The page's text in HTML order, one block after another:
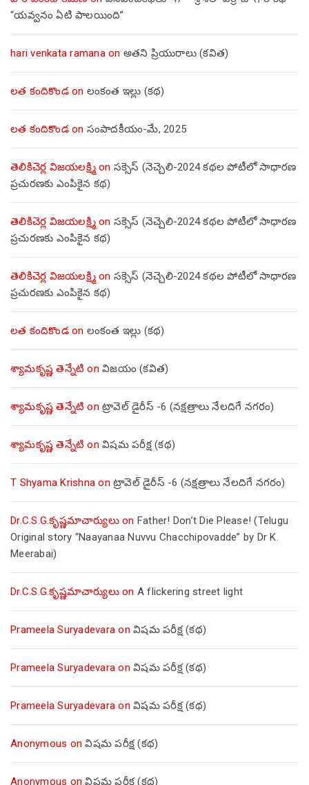
“యవ్వనం ఏటి పాలయింది”
hari venkata ramanaon అతని ప్రియురాలు (కవిత)
లత కందికొండon లంకంత ఇల్లు (కథ)
లత కందికొండon సంపాదకీయం-మే, 2025
తెలికిచెర్ల విజయలక్ష్మిon సక్సెస్ (నెచ్చెలి-2024 కథల పోటీలో సాధారణ
ప్రచురణకు ఎంపికైన కథ)
తెలికిచెర్ల విజయలక్ష్మిon సక్సెస్ (నెచ్చెలి-2024 కథల పోటీలో సాధారణ
ప్రచురణకు ఎంపికైన కథ)
తెలికిచెర్ల విజయలక్ష్మిon సక్సెస్ (నెచ్చెలి-2024 కథల పోటీలో సాధారణ
ప్రచురణకు ఎంపికైన కథ)
లత కందికొండon లంకంత ఇల్లు (కథ)
శ్యామకృష్ణ తెన్నేటి on విజయం (కవిత)
శ్యామకృష్ణ తెన్నేటి on ట్రావెల్ డైరీస్ -6 (నక్షత్రాలు నేలదిగే నగరం)
శ్యామకృష్ణ తెన్నేటి on విషమ పరీక్ష (క‌థ‌)
T Shyama Krishna on ట్రావెల్ డైరీస్ -6 (నక్షత్రాలు నేలదిగే నగరం)
Dr.C.S.G.కృష్ణమాచార్యులుon Father! Don’t Die Please! (Telugu
Original story “Naayanaa Nuvvu Chacchipovadde” by Dr K.
Meerabai)
Dr.C.S.G.కృష్ణమాచార్యులుon A flickering street light
Prameela Suryadevara on విషమ పరీక్ష (క‌థ‌)
Prameela Suryadevara on విషమ పరీక్ష (క‌థ‌)
Prameela Suryadevara on విషమ పరీక్ష (క‌థ‌)
Anonymous onవిషమ పరీక్ష (క‌థ‌)
Anonymous onవిషమ పరీక్ష (క‌థ‌)